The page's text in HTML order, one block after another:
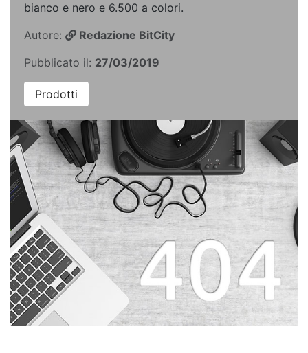
bianco e nero e 6.500 a colori.
Autore:
Redazione BitCity
Pubblicato il: 27/03/2019
Prodotti